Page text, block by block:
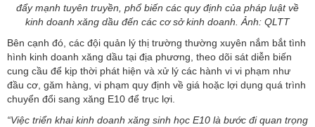
đẩy mạnh tuyên truyền, phổ biến các quy định của pháp luật về
kinh doanh xăng dầu đến các cơ sở kinh doanh. Ảnh: QLTT
Bên cạnh đó, các đội quản lý thị trường thường xuyên nắm bắt tình
hình kinh doanh xăng dầu tại địa phương, theo dõi sát diễn biến
cung cầu để kịp thời phát hiện và xử lý các hành vi vi phạm như
đầu cơ, găm hàng, vi phạm quy định về giá hoặc lợi dụng quá trình
chuyển đổi sang xăng E10 để trục lợi.
“Việc triển khai kinh doanh xăng sinh học E10 là bước đi quan trọng